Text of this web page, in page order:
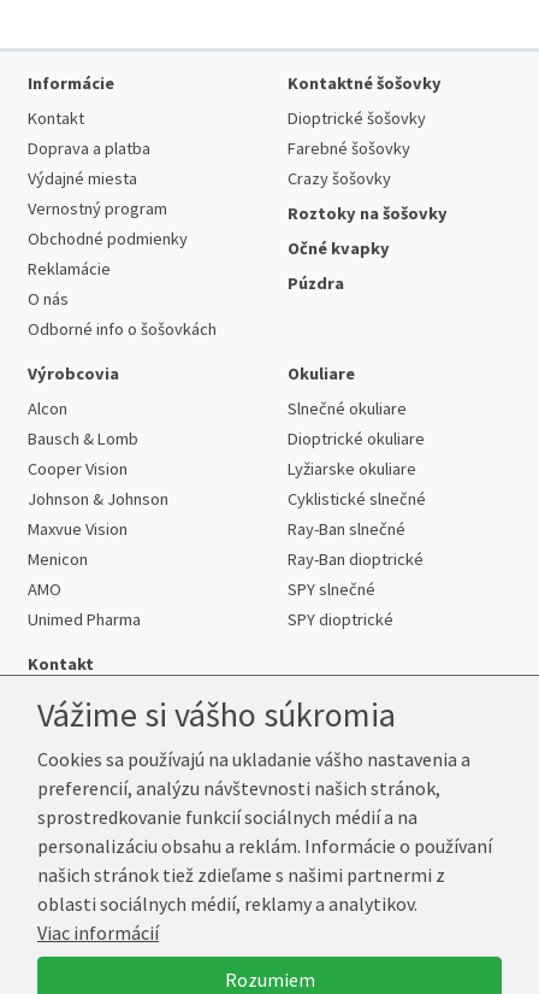
Informácie
Kontakt
Doprava a platba
Výdajné miesta
Vernostný program
Obchodné podmienky
Reklamácie
O nás
Odborné info o šošovkách
Kontaktné šošovky
Dioptrické šošovky
Farebné šošovky
Crazy šošovky
Roztoky na šošovky
Očné kvapky
Púzdra
Výrobcovia
Alcon
Bausch & Lomb
Cooper Vision
Johnson & Johnson
Maxvue Vision
Menicon
AMO
Unimed Pharma
Okuliare
Slnečné okuliare
Dioptrické okuliare
Lyžiarske okuliare
Cyklistické slnečné
Ray-Ban slnečné
Ray-Ban dioptrické
SPY slnečné
SPY dioptrické
Kontakt
Telefón:+421 222 205 863
E-mail:info@kup-sosovky.sk
Reklamačná adresa
Andrea Votavová
Revoluční 1017
290 01 Poděbrady
Česká republika
Vážime si vášho súkromia
Cookies sa používajú na ukladanie vášho nastavenia a
preferencií, analýzu návštevnosti našich stránok,
sprostredkovanie funkcií sociálnych médií a na
personalizáciu obsahu a reklám. Informácie o používaní
našich stránok tiež zdieľame s našimi partnermi z
oblasti sociálnych médií, reklamy a analytikov.
Viac informácií
Rozumiem